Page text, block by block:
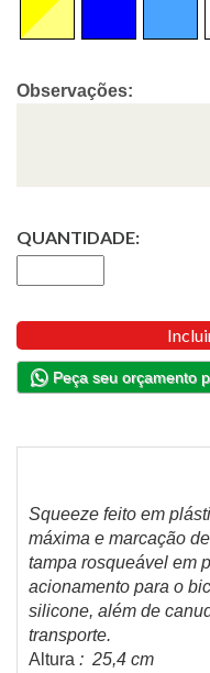
Observações:
QUANTIDADE:
Peça seu orçamento
Squeeze feito em
máxima e marcação
tampa rosqueável em
acionamento para o
silicone, além de
transporte.
Altura : 25,4 cm